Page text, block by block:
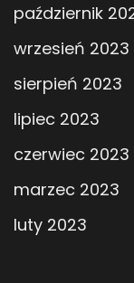
październik
wrzesień 2023
sierpień 2023
lipiec 2023
czerwiec 2023
marzec 2023
luty 2023